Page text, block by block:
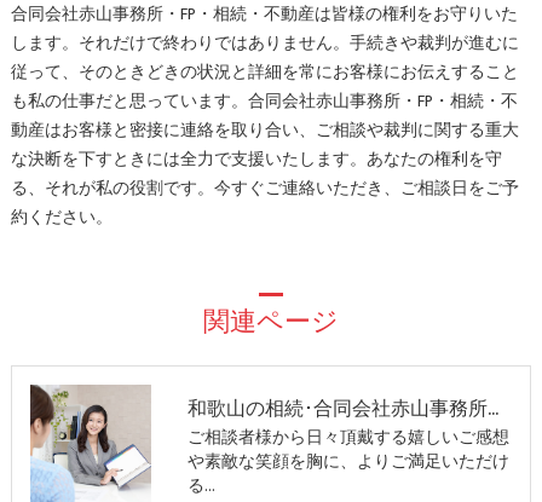
合同会社赤山事務所・FP・相続・不動産は皆様の権利をお守りいた
します。それだけで終わりではありません。手続きや裁判が進むに
従って、そのときどきの状況と詳細を常にお客様にお伝えすること
も私の仕事だと思っています。合同会社赤山事務所・FP・相続・不
動産はお客様と密接に連絡を取り合い、ご相談や裁判に関する重大
な決断を下すときには全力で支援いたします。あなたの権利を守
る、それが私の役割です。今すぐご連絡いただき、ご相談日をご予
約ください。
関連ページ
和歌山の相続･合同会社赤山事務所・FP・相続・不動産のお客様の声
ご相談者様から日々頂戴する嬉しいご感想
や素敵な笑顔を胸に、よりご満足いただけ
る…